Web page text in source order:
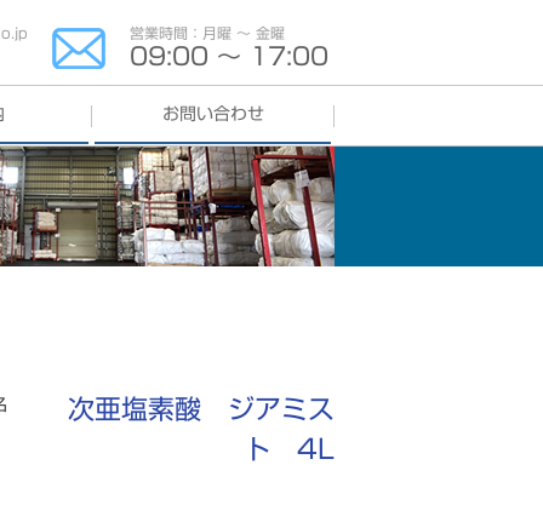
営業時間：月曜 〜 金曜
09:00 〜 17:00
お問い合わせ
よくある質問
次亜塩素酸 ジアミス
ト 4L